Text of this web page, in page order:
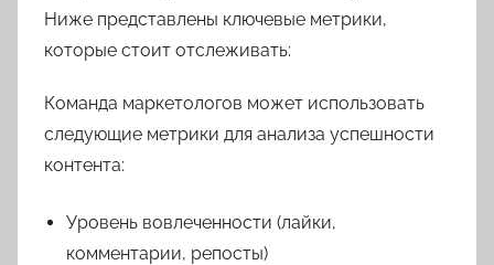
Ниже представлены ключевые метрики,
которые стоит отслеживать:
Команда маркетологов может использовать
следующие метрики для анализа успешности
контента:
Уровень вовлеченности (лайки,
комментарии, репосты)